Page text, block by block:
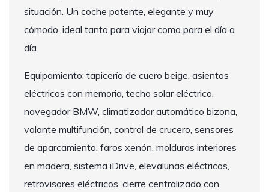
situación. Un coche potente, elegante y muy
cómodo, ideal tanto para viajar como para el día a
día.
Equipamiento: tapicería de cuero beige, asientos
eléctricos con memoria, techo solar eléctrico,
navegador BMW, climatizador automático bizona,
volante multifunción, control de crucero, sensores
de aparcamiento, faros xenón, molduras interiores
en madera, sistema iDrive, elevalunas eléctricos,
retrovisores eléctricos, cierre centralizado con